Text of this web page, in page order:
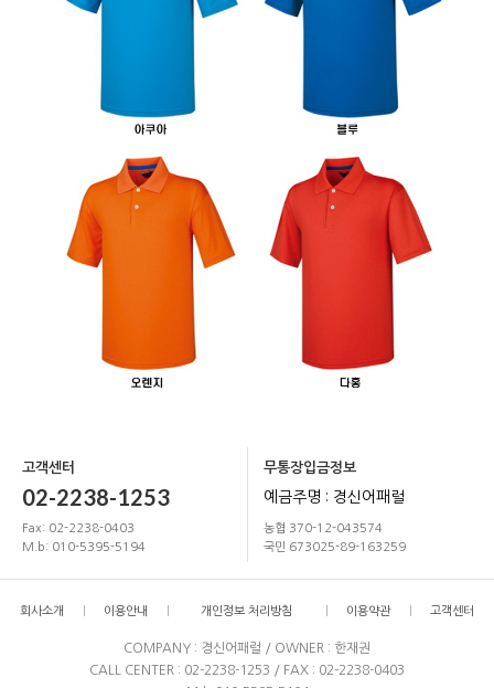
고객센터
02-2238-1253
Fax: 02-2238-0403
M.b: 010-5395-5194
무통장입금정보
예금주명 : 경신어패럴
농협 370-12-043574
국민 673025-89-163259
회사소개 이용안내 개인정보 처리방침 이용약관 고객센터
COMPANY : 경신어패럴 / OWNER : 한재권
CALL CENTER : 02-2238-1253 / FAX : 02-2238-0403